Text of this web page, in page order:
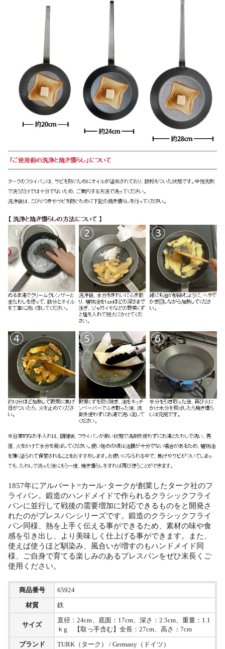
1857年にアルバート=カール･タークが創業したターク社のフ
ライパン。鍛造のハンドメイドで作られるクラシックフライ
パンに並行して戦後の需要増加に対応できるものをと開発さ
れたのがプレスパンシリーズです。鍛造のクラシックフライ
パン同様、熱を上手く伝える事ができるため、素材の味や食
感を引き出し、より美味しく仕上げる事ができます。また、
使えば使うほど馴染み、風合いが増すのもハンドメイド同
様、ご自身で育てる楽しみのあるプレスパンをぜひ末長くご
使用ください。
商品番号
65924
材質
鉄
サイズ
直径：24cm、底面：17cm、深さ：2.5cm、重量：1.1
ｋg 【取っ手含む】全長：27cm、高さ：7cm
ブランド
TURK（ターク） / Germany（ドイツ）